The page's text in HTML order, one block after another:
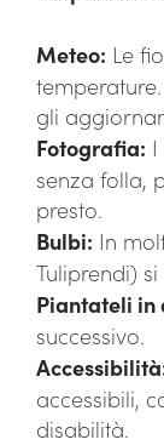
Meteo: Le
gli
Fotografia:
senza folla,
presto.
Bulbi: In
Tuliprendi)
Piantateli in
successivo.
accessibili,
disabilità.